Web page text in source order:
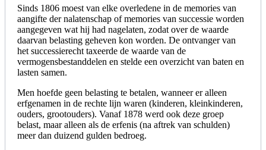
Sinds 1806 moest van elke overledene in de memories van
aangifte der nalatenschap of memories van successie worden
aangegeven wat hij had nagelaten, zodat over de waarde
daarvan belasting geheven kon worden. De ontvanger van
het successierecht taxeerde de waarde van de
vermogensbestanddelen en stelde een overzicht van baten en
lasten samen.
Men hoefde geen belasting te betalen, wanneer er alleen
erfgenamen in de rechte lijn waren (kinderen, kleinkinderen,
ouders, grootouders). Vanaf 1878 werd ook deze groep
belast, maar alleen als de erfenis (na aftrek van schulden)
meer dan duizend gulden bedroeg.